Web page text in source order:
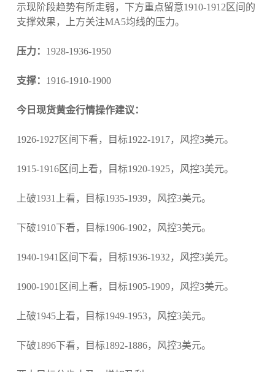
示现阶段趋势有所走弱，下方重点留意1910-1912区间的
支撑效果，上方关注MA5均线的压力。
压力： 1928-1936-1950
支撑： 1916-1910-1900
今日现货黄金行情操作建议：
1926-1927区间下看，目标1922-1917，风控3美元。
1915-1916区间上看，目标1920-1925，风控3美元。
上破1931上看，目标1935-1939，风控3美元。
下破1910下看，目标1906-1902，风控3美元。
1940-1941区间下看，目标1936-1932，风控3美元。
1900-1901区间上看，目标1905-1909，风控3美元。
上破1945上看，目标1949-1953，风控3美元。
下破1896下看，目标1892-1886，风控3美元。